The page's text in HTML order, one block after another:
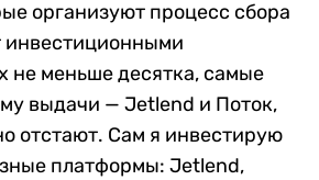
организуют процесс сбора
инвестиционными
не меньше десятка, самые
выдачи — Jetlend и Поток,
отстают. Сам я инвестирую
платформы: Jetlend,